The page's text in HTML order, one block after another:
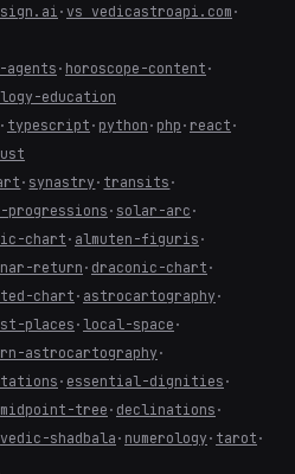
· vs vedicastroapi.com ·
agents · horoscope-content ·
education
· typescript · python · php · react ·
· synastry · transits ·
progressions · solar-arc ·
chart· almuten-figuris ·
return · draconic-chart ·
chart· astrocartography ·
places · local-space ·
astrocartography ·
· essential-dignities ·
midpoint-tree · declinations ·
vedic-shadbala · numerology · tarot ·